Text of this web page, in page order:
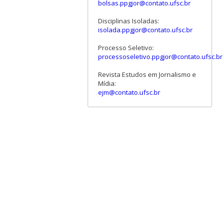
bolsas.ppgjor@contato.ufsc.br
Disciplinas Isoladas:
isolada.ppgjor@contato.ufsc.br
Processo Seletivo:
processoseletivo.ppgjor@contato.ufsc.br
Revista Estudos em Jornalismo e
Mídia:
ejm@contato.ufsc.br